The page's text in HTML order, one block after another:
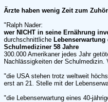
Ärzte haben wenig Zeit zum
"Ralph Nader:
wer NICHT in seine Ernährung
durchschnittliche
Schulmediziner 58 Jahre
300.000 Amerikaner jedes Jahr
Nachlässigkeiten der Schulmedizin.
"die USA stehen trotz weltweit
erst an 21. Stelle mit der
"die Lebenserwartung eines 40-